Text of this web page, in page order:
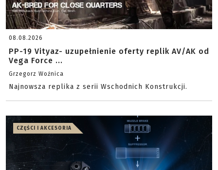
08.08.2026
PP-19 Vityaz- uzupełnienie oferty replik AV/AK od
Vega Force ...
Grzegorz Woźnica
Najnowsza replika z serii Wschodnich Konstrukcji.
CZĘŚCI I AKCESORIA